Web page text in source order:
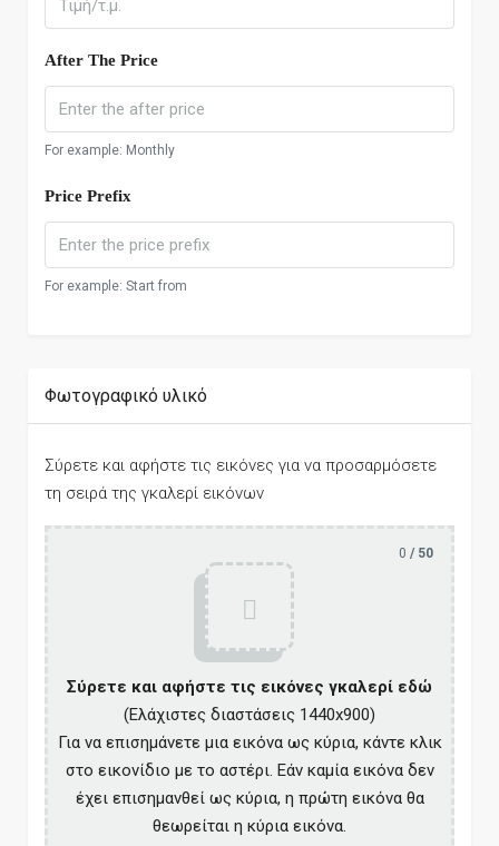
After The Price
For example: Monthly
Price Prefix
For example: Start from
Φωτογραφικό υλικό
Σύρετε και αφήστε τις εικόνες για να προσαρμόσετε
τη σειρά της γκαλερί εικόνων
0 / 50
Σύρετε και αφήστε τις εικόνες γκαλερί εδώ
(Ελάχιστες διαστάσεις 1440x900)
Για να επισημάνετε μια εικόνα ως κύρια, κάντε κλικ
στο εικονίδιο με το αστέρι. Εάν καμία εικόνα δεν
έχει επισημανθεί ως κύρια, η πρώτη εικόνα θα
θεωρείται η κύρια εικόνα.